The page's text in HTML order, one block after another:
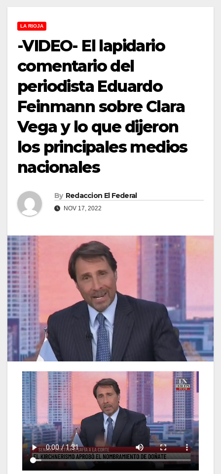
LA RIOJA
-VIDEO- El lapidario
comentario del
periodista Eduardo
Feinmann sobre Clara
Vega y lo que dijeron
los principales medios
nacionales
By Redaccion El Federal
NOV 17, 2022